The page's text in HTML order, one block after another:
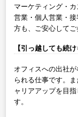
マーケティング・
営業・個人営業・
方も、ご安心してご
【引っ越しても続
オフィスへの出社
られる仕事です。
ャリアアップを目
す。